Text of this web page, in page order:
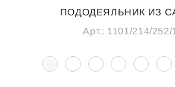
ПОДОДЕЯЛЬНИК ИЗ
Арт.: 1101/214/252/
Реквизиты
Магазины
Оплата
Обмен